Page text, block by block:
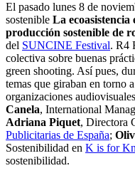
El pasado lunes 8 de
sostenible La
producción sostenible de
del SUNCINE Festival. R4
colectiva sobre buenas
green shooting. Así pues,
temas que giraban en torno
organizaciones
Canela, International
Adriana Piquet, Directora
Publicitarias de España;
Sostenibilidad en K is for
sostenibilidad.